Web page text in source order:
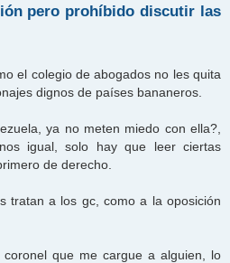
pero prohíbido discutir las
el colegio de abogados no les quita
dignos de países bananeros.
ya no meten miedo con ella?,
igual, solo hay que leer ciertas
de derecho.
tratan a los gc, como a la oposición
que me cargue a alguien, lo